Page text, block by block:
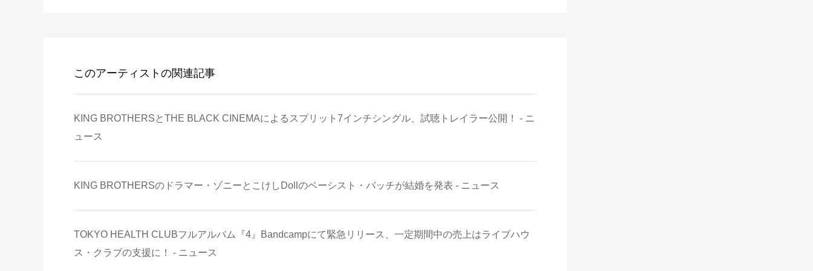
このアーティストの関連記事
KING BROTHERSとTHE BLACK CINEMAによるスプリット7インチシングル、試聴トレイラー公開！ - ニ
ュース
KING BROTHERSのドラマー・ゾニーとこけしDollのベーシスト・バッチが結婚を発表 - ニュース
TOKYO HEALTH CLUBフルアルバム『4』Bandcampにて緊急リリース、一定期間中の売上はライブハウ
ス・クラブの支援に！ - ニュース